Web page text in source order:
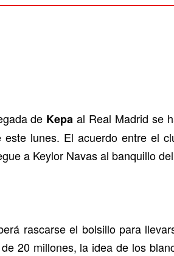
de Kepa al Real Madrid se
este lunes. El acuerdo entre el
a Keylor Navas al banquillo
rascarse el bolsillo para
20 millones, la idea de los